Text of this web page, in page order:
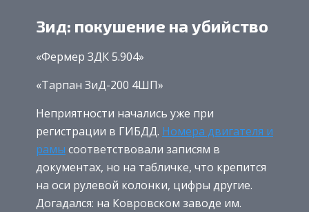
Зид: покушение на убийство
«Фермер ЗДК 5.904»
«Тарпан ЗиД-200 4ШП»
Неприятности начались уже при
регистрации в ГИБДД. Номера двигателя и
рамы соответствовали записям в
документах, но на табличке, что крепится
на оси рулевой колонки, цифры другие.
Догадался: на Ковровском заводе им.